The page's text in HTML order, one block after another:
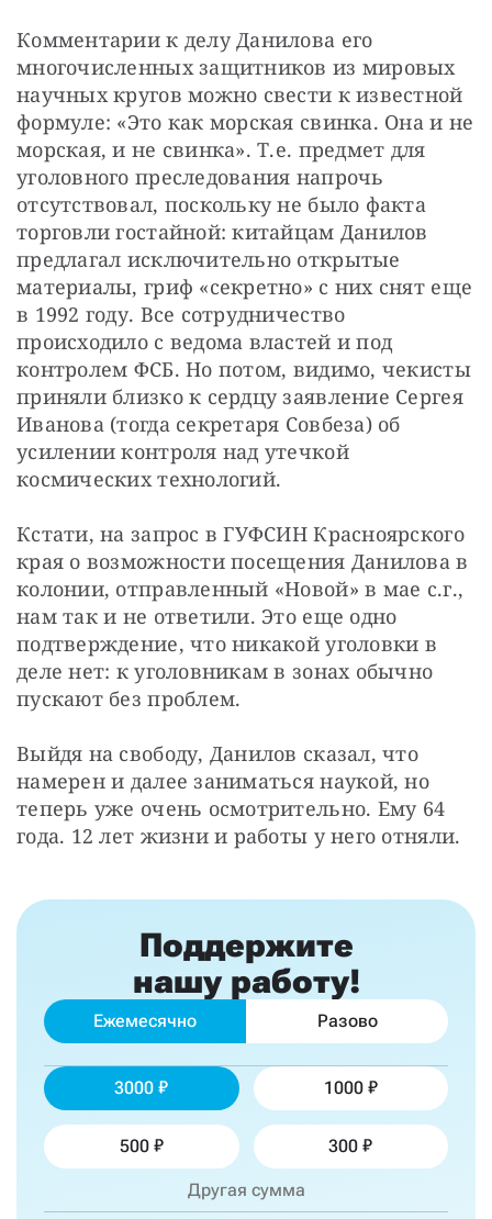
Комментарии к делу Данилова его
многочисленных защитников из мировых
научных кругов можно свести к известной
формуле: «Это как морская свинка. Она и не
морская, и не свинка». Т.е. предмет для
уголовного преследования напрочь
отсутствовал, поскольку не было факта
торговли гостайной: китайцам Данилов
предлагал исключительно открытые
материалы, гриф «секретно» с них снят еще
в 1992 году. Все сотрудничество
происходило с ведома властей и под
контролем ФСБ. Но потом, видимо, чекисты
приняли близко к сердцу заявление Сергея
Иванова (тогда секретаря Совбеза) об
усилении контроля над утечкой
космических технологий.
Кстати, на запрос в ГУФСИН Красноярского
края о возможности посещения Данилова в
колонии, отправленный «Новой» в мае с.г.,
нам так и не ответили. Это еще одно
подтверждение, что никакой уголовки в
деле нет: к уголовникам в зонах обычно
пускают без проблем.
Выйдя на свободу, Данилов сказал, что
намерен и далее заниматься наукой, но
теперь уже очень осмотрительно. Ему 64
года. 12 лет жизни и работы у него отняли.
Поддержите
нашу работу!
Ежемесячно Разово
3000 1000
500 300